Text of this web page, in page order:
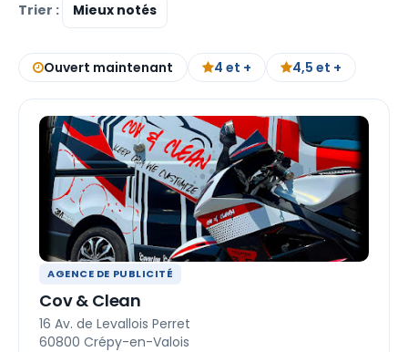
Trier :
Ouvert maintenant 4 et + 4,5 et +
AGENCE DE PUBLICITÉ
Cov & Clean
16 Av. de Levallois Perret
60800 Crépy-en-Valois